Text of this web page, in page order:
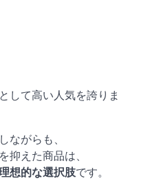
して高い人気を誇りま
ながらも、
抑えた商品は、
想的な選択肢です。